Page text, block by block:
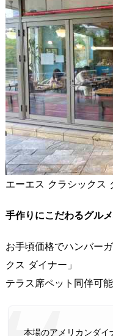
エーエス クラシックス
手作りにこだわるグル
お手頃価格でハンバー
クス ダイナー」
テラス席ペット同伴可能
本場のアメリカンダイ